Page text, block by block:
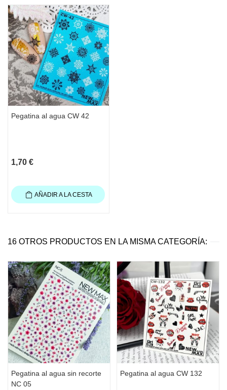
Pegatina al agua CW 42
1,70 €
AÑADIR A LA CESTA
16 OTROS PRODUCTOS EN LA MISMA CATEGORÍA:
Pegatina al agua sin recorte
NC 05
Pegatina al agua CW 132